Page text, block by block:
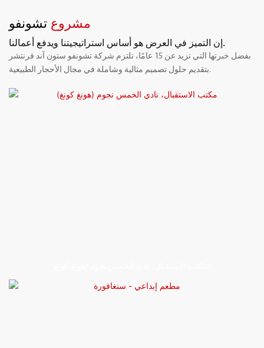
مشروع تشونفو
إن التميز في العرض هو أساس استراتيجيتنا ويدفع أعمالنا.
بفضل خبرتها التي تزيد عن 15 عامًا، تلتزم شركة تشونفو ستون آند فرنتشر
بتقديم حلول تصميم مثالية وشاملة في مجال الأحجار الطبيعية.